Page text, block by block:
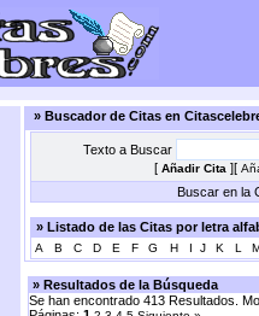
» Buscador de Citas en
Texto a Buscar
[ Añadir Cita ][
Buscar en la
» Listado de las Citas por letra
A B C D E F G H I J K L
» Resultados de la Búsqueda
Se han encontrado 413 Resultados.